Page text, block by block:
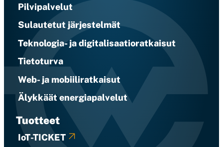
Pilvipalvelut
Sulautetut järjestelmät
Teknologia- ja digitalisaatioratkaisut
Tietoturva
Web- ja mobiiliratkaisut
Älykkäät energiapalvelut
Tuotteet
IoT-TICKET